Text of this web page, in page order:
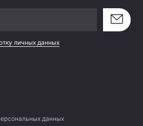
личных данных
данных